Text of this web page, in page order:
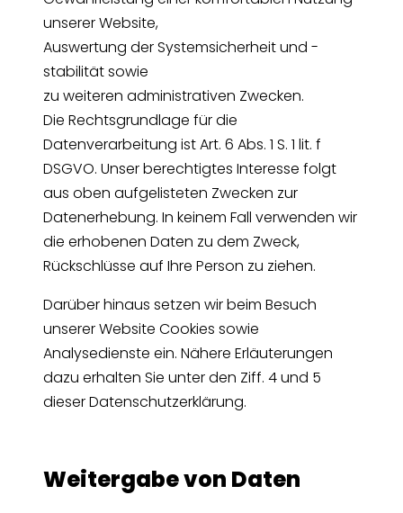
unserer Website,
Auswertung der Systemsicherheit und -
stabilität sowie
zu weiteren administrativen Zwecken.
Die Rechtsgrundlage für die
Datenverarbeitung ist Art. 6 Abs. 1 S. 1 lit. f
DSGVO. Unser berechtigtes Interesse folgt
aus oben aufgelisteten Zwecken zur
Datenerhebung. In keinem Fall verwenden wir
die erhobenen Daten zu dem Zweck,
Rückschlüsse auf Ihre Person zu ziehen.
Darüber hinaus setzen wir beim Besuch
unserer Website Cookies sowie
Analysedienste ein. Nähere Erläuterungen
dazu erhalten Sie unter den Ziff. 4 und 5
dieser Datenschutzerklärung.
Weitergabe von Daten